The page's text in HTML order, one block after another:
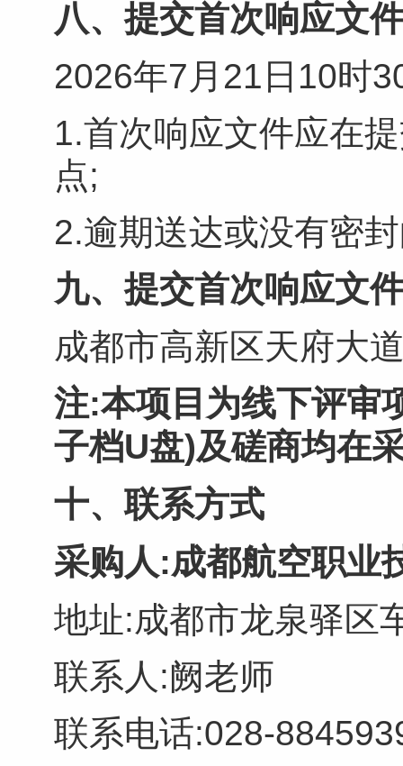
八、提交首次响应文
2026年7月21日10时
1.首次响应文件应在
点;
2.逾期送达或没有密
九、提交首次响应文
成都市高新区天府大
注:本项目为线下评审
子档U盘)及磋商均在
十、联系方式
采购人:成都航空职业
地址:成都市龙泉驿区
联系人:阙老师
联系电话:028-